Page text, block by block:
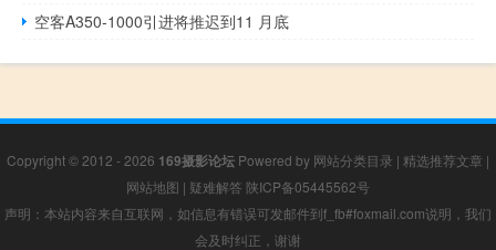
空客A350-1000引进将推迟到11 月底
Copyright © 2012 - 2026 169摄影论坛 Powered by 网站分类目录 | 精选推荐文章 |
网站地图 | 疑难解答 陕ICP备05445562号
声明：本站内容来自互联网，如信息有错误可发邮件到f_fb#foxmail.com说明，我们
会及时纠正，谢谢